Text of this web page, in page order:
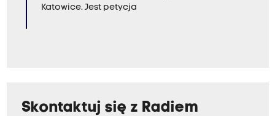
Katowice. Jest petycja
Skontaktuj się z Radiem